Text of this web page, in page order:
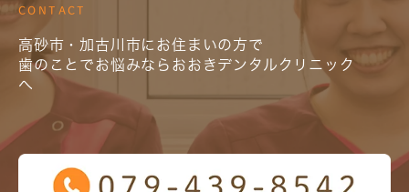
CONTACT
高砂市・加古川市にお住まいの方で
歯のことでお悩みならおおきデンタルクリニック
へ